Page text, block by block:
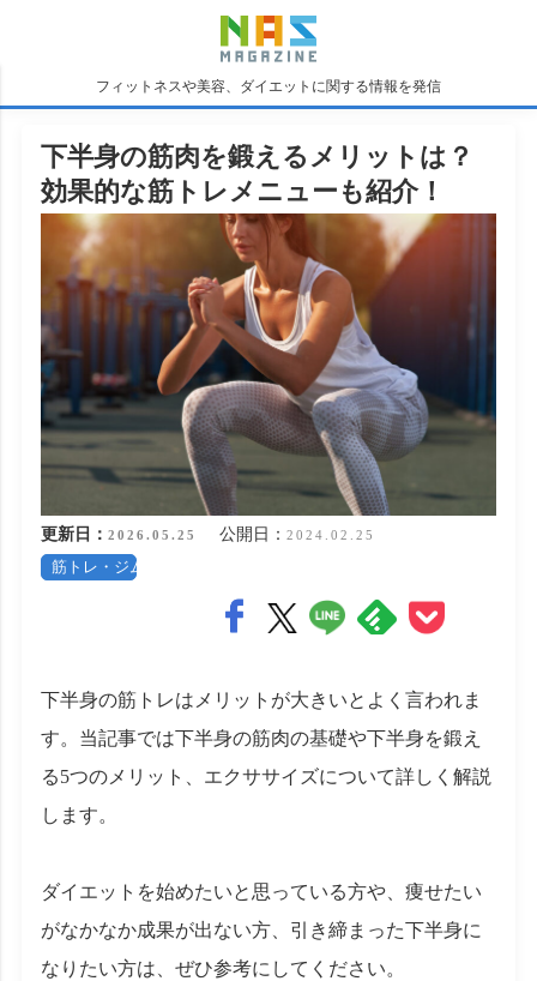
フィットネスや美容、ダイエットに関する情報を発信
下半身の筋肉を鍛えるメリットは？
効果的な筋トレメニューも紹介！
更新日：2026.05.25 公開日： 2024.02.25
筋トレ・ジム
下半身の筋トレはメリットが大きいとよく言われま
す。当記事では下半身の筋肉の基礎や下半身を鍛え
る5つのメリット、エクササイズについて詳しく解説
します。
ダイエットを始めたいと思っている方や、痩せたい
がなかなか成果が出ない方、引き締まった下半身に
なりたい方は、ぜひ参考にしてください。